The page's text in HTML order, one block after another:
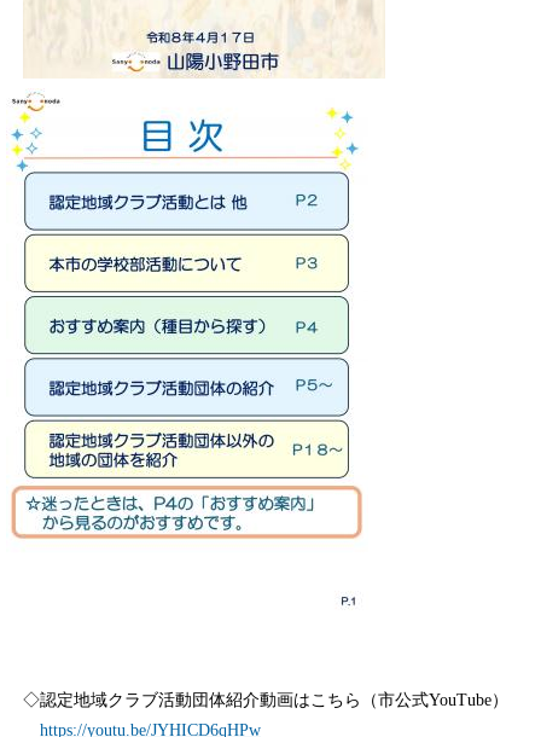
◇認定地域クラブ活動団体紹介動画はこちら（市公式YouTube）
https://youtu.be/JYHICD6qHPw